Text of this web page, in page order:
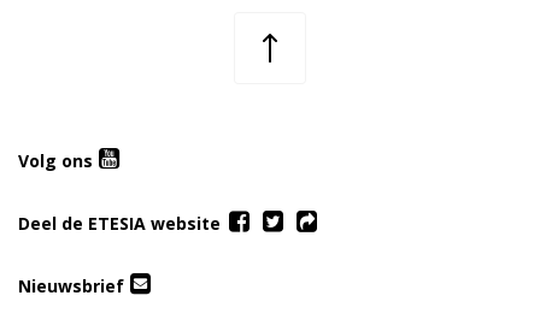
Volg ons
Deel de ETESIA website
Nieuwsbrief